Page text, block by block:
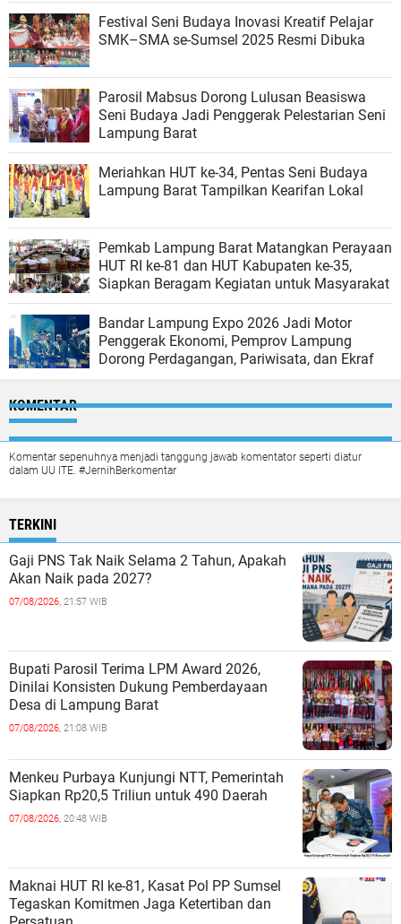
Festival Seni Budaya Inovasi Kreatif Pelajar
SMK–SMA se-Sumsel 2025 Resmi Dibuka
Parosil Mabsus Dorong Lulusan Beasiswa
Seni Budaya Jadi Penggerak Pelestarian Seni
Lampung Barat
Meriahkan HUT ke-34, Pentas Seni Budaya
Lampung Barat Tampilkan Kearifan Lokal
Pemkab Lampung Barat Matangkan Perayaan
HUT RI ke-81 dan HUT Kabupaten ke-35,
Siapkan Beragam Kegiatan untuk Masyarakat
Bandar Lampung Expo 2026 Jadi Motor
Penggerak Ekonomi, Pemprov Lampung
Dorong Perdagangan, Pariwisata, dan Ekraf
KOMENTAR
Komentar sepenuhnya menjadi tanggung jawab komentator seperti diatur
dalam UU ITE. #JernihBerkomentar
TERKINI
Gaji PNS Tak Naik Selama 2 Tahun, Apakah
Akan Naik pada 2027?
07/08/2026, 21:57 WIB
Bupati Parosil Terima LPM Award 2026,
Dinilai Konsisten Dukung Pemberdayaan
Desa di Lampung Barat
07/08/2026, 21:08 WIB
Menkeu Purbaya Kunjungi NTT, Pemerintah
Siapkan Rp20,5 Triliun untuk 490 Daerah
07/08/2026, 20:48 WIB
Maknai HUT RI ke-81, Kasat Pol PP Sumsel
Tegaskan Komitmen Jaga Ketertiban dan